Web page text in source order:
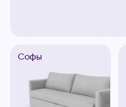
Софы